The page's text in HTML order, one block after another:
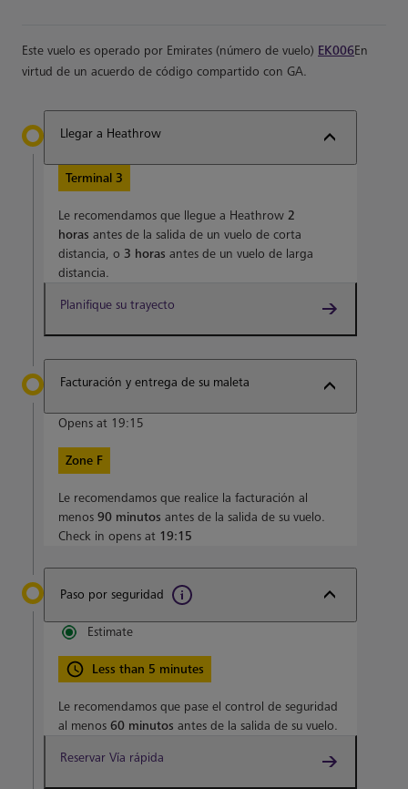
Este vuelo es operado por Emirates (número de vuelo) EK006En
virtud de un acuerdo de código compartido con GA.
Llegar a Heathrow
Terminal 3
Le recomendamos que llegue a Heathrow 2
horas antes de la salida de un vuelo de corta
distancia, o 3 horas antes de un vuelo de larga
distancia.
Planifique su trayecto
Facturación y entrega de su maleta
Opens at 19:15
Zone F
Le recomendamos que realice la facturación al
menos 90 minutos antes de la salida de su vuelo.
Check in opens at 19:15
Paso por seguridad
Estimate
Less than 5 minutes
Le recomendamos que pase el control de seguridad
al menos 60 minutos antes de la salida de su vuelo.
Reservar Vía rápida